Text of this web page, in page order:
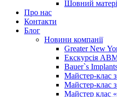
Шовний
Про нас
Контакти
Блог
Новини компанії
Greater New
Екскурсія
Bauer`s
Майстер-клас
Майстер-клас
Майстер клас